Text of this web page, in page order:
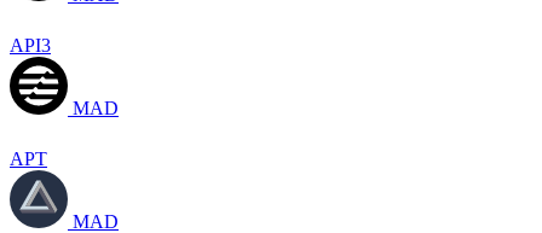
API3
MAD
APT
MAD